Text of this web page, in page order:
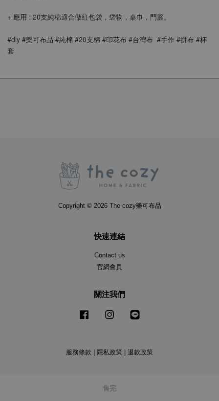
售完
+ 應用 : 20支純棉適合做紅包袋，袋物，桌巾，門簾。
#diy #樂可布品 #純棉 #20支棉 #印花布 #台灣布  #手作 #拼布 #杯
套
Copyright © 2026 The cozy樂可布品
快速連結
Contact us
官網會員
關注我們
Facebook Instagram
服務條款 隱私政策 退款政策